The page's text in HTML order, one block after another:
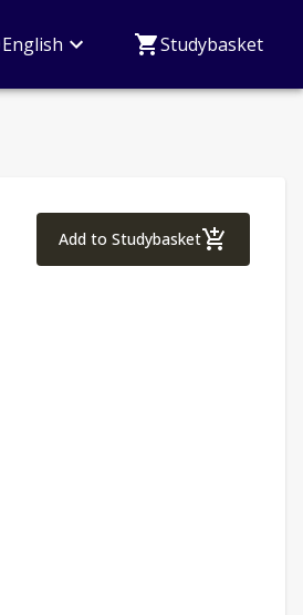
English Studybasket
Add to Studybasket
Business